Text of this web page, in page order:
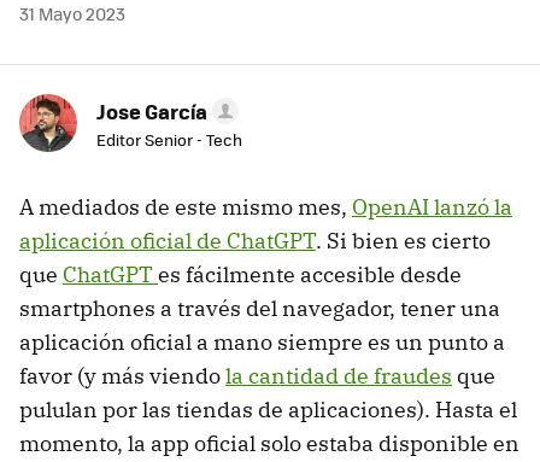
31 Mayo 2023
Jose García
Editor Senior - Tech
A mediados de este mismo mes, OpenAI lanzó la
aplicación oficial de ChatGPT. Si bien es cierto
que ChatGPTes fácilmente accesible desde
smartphones a través del navegador, tener una
aplicación oficial a mano siempre es un punto a
favor (y más viendola cantidad de fraudes que
pululan por las tiendas de aplicaciones). Hasta el
momento, la app oficial solo estaba disponible en